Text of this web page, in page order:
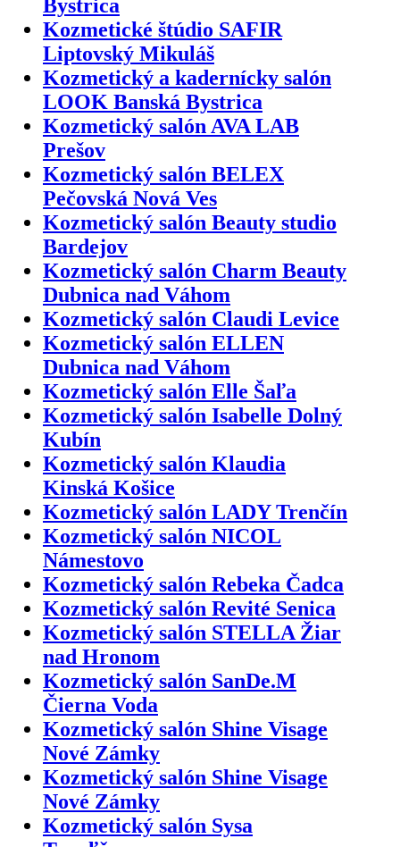
Bystrica
Kozmetické štúdio SAFIR
Liptovský Mikuláš
Kozmetický a kadernícky salón
LOOK Banská Bystrica
Kozmetický salón AVA LAB
Prešov
Kozmetický salón BELEX
Pečovská Nová Ves
Kozmetický salón Beauty studio
Bardejov
Kozmetický salón Charm Beauty
Dubnica nad Váhom
Kozmetický salón Claudi Levice
Kozmetický salón ELLEN
Dubnica nad Váhom
Kozmetický salón Elle Šaľa
Kozmetický salón Isabelle Dolný
Kubín
Kozmetický salón Klaudia
Kinská Košice
Kozmetický salón LADY Trenčín
Kozmetický salón NICOL
Námestovo
Kozmetický salón Rebeka Čadca
Kozmetický salón Revité Senica
Kozmetický salón STELLA Žiar
nad Hronom
Kozmetický salón SanDe.M
Čierna Voda
Kozmetický salón Shine Visage
Nové Zámky
Kozmetický salón Shine Visage
Nové Zámky
Kozmetický salón Sysa